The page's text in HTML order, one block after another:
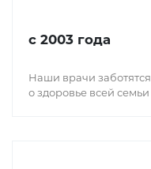
с 2003 года
Наши врачи заботятся
о здоровье всей семьи